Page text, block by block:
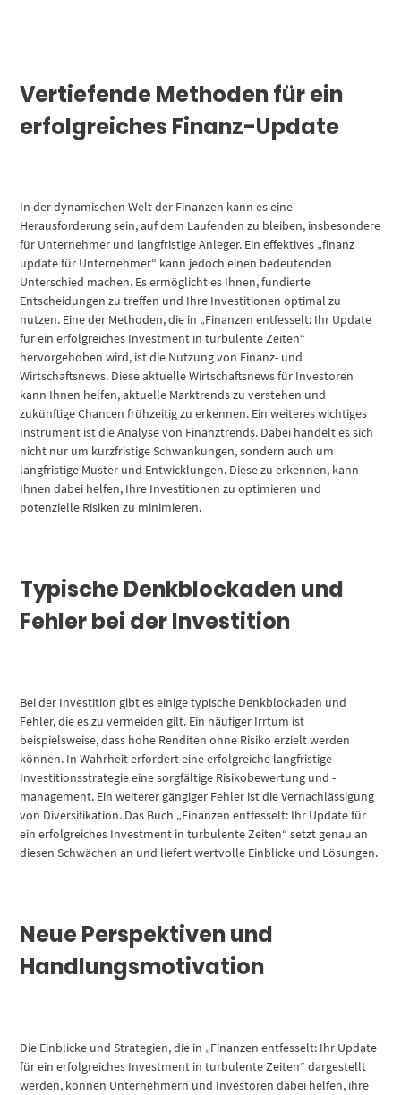
Vertiefende Methoden für ein
erfolgreiches Finanz-Update
In der dynamischen Welt der Finanzen kann es eine
Herausforderung sein, auf dem Laufenden zu bleiben, insbesondere
für Unternehmer und langfristige Anleger. Ein effektives „finanz
update für Unternehmer“ kann jedoch einen bedeutenden
Unterschied machen. Es ermöglicht es Ihnen, fundierte
Entscheidungen zu treffen und Ihre Investitionen optimal zu
nutzen. Eine der Methoden, die in „Finanzen entfesselt: Ihr Update
für ein erfolgreiches Investment in turbulente Zeiten“
hervorgehoben wird, ist die Nutzung von Finanz- und
Wirtschaftsnews. Diese aktuelle Wirtschaftsnews für Investoren
kann Ihnen helfen, aktuelle Marktrends zu verstehen und
zukünftige Chancen frühzeitig zu erkennen. Ein weiteres wichtiges
Instrument ist die Analyse von Finanztrends. Dabei handelt es sich
nicht nur um kurzfristige Schwankungen, sondern auch um
langfristige Muster und Entwicklungen. Diese zu erkennen, kann
Ihnen dabei helfen, Ihre Investitionen zu optimieren und
potenzielle Risiken zu minimieren.
Typische Denkblockaden und
Fehler bei der Investition
Bei der Investition gibt es einige typische Denkblockaden und
Fehler, die es zu vermeiden gilt. Ein häufiger Irrtum ist
beispielsweise, dass hohe Renditen ohne Risiko erzielt werden
können. In Wahrheit erfordert eine erfolgreiche langfristige
Investitionsstrategie eine sorgfältige Risikobewertung und -
management. Ein weiterer gängiger Fehler ist die Vernachlässigung
von Diversifikation. Das Buch „Finanzen entfesselt: Ihr Update für
ein erfolgreiches Investment in turbulente Zeiten“ setzt genau an
diesen Schwächen an und liefert wertvolle Einblicke und Lösungen.
Neue Perspektiven und
Handlungsmotivation
Die Einblicke und Strategien, die in „Finanzen entfesselt: Ihr Update
für ein erfolgreiches Investment in turbulente Zeiten“ dargestellt
werden, können Unternehmern und Investoren dabei helfen, ihre